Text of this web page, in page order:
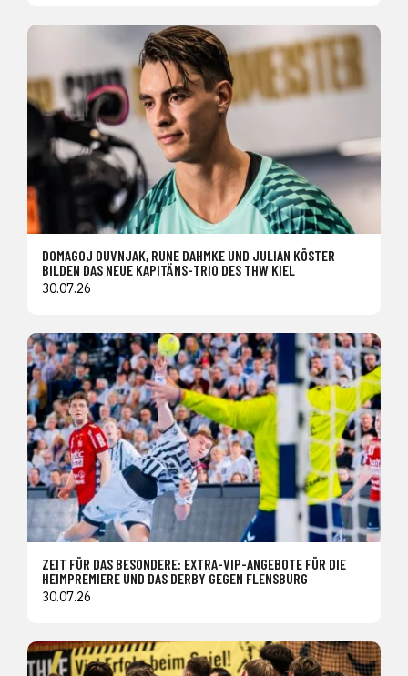
DOMAGOJ DUVNJAK, RUNE DAHMKE UND JULIAN KÖSTER
BILDEN DAS NEUE KAPITÄNS-TRIO DES THW KIEL
30.07.26
ZEIT FÜR DAS BESONDERE: EXTRA-VIP-ANGEBOTE FÜR DIE
HEIMPREMIERE UND DAS DERBY GEGEN FLENSBURG
30.07.26